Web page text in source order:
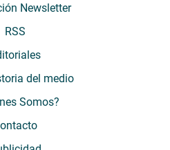
Newsletter
RSS
del medio
Somos?